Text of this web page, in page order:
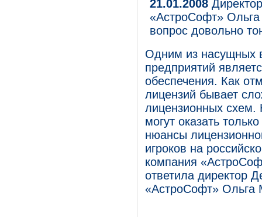
21.01.2008
«АстроСофт»
вопрос довольно
Одним из насущных
предприятий
обеспечения. Как
лицензий бывает
лицензионных схем.
могут оказать
нюансы
игроков на
компания
ответила директор
«АстроСофт» Ольга